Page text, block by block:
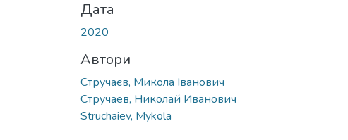
Дата
2020
Автори
Стручаєв, Микола Іванович
Стручаев, Николай Иванович
Struchaiev, Mykola